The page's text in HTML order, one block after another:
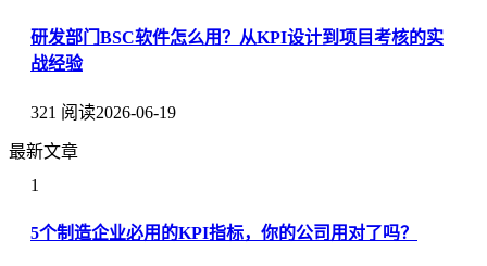
研发部门BSC软件怎么用？从KPI设计到项目考核的实
战经验
321 阅读2026-06-19
最新文章
1
5个制造企业必用的KPI指标，你的公司用对了吗？